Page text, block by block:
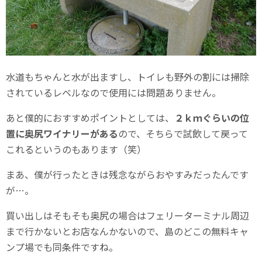
水道もちゃんと水が出ますし、トイレも野外の割には掃除
されているレベルなので使用には問題ありません。
あと僕的におすすめポイントとしては、
２ｋｍぐらいの位
置に奥尻ワイナリーがあるので、そちらで試飲して戻って
これるというのもあります（笑）
まあ、僕が行ったときは残念ながらおやすみだったんです
が…。
買い出しはそもそも奥尻の場合はフェリーターミナル周辺
まで行かないとお店なんかないので、島のどこの無料キャ
ンプ場でも同条件ですね。